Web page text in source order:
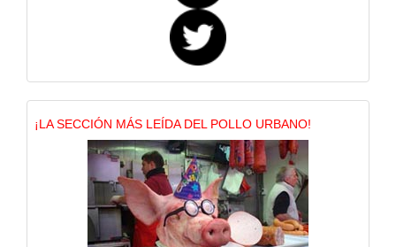
¡LA SECCIÓN MÁS LEÍDA DEL POLLO URBANO!